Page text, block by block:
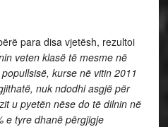
para disa vjetësh, rezultoi
veten klasë të mesme në
kurse në vitin 2011
nuk ndodhi asgjë për
u pyetën nëse do të dilnin në
e tyre dhanë përgjigje